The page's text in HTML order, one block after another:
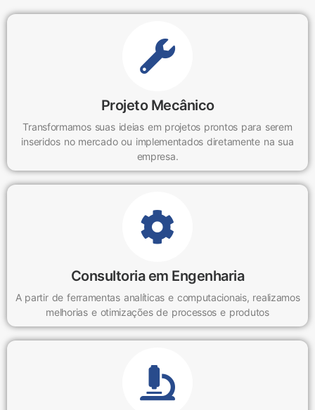
Projeto Mecânico
Transformamos suas ideias em projetos prontos para serem
inseridos no mercado ou implementados diretamente na sua
empresa.
Consultoria em Engenharia
A partir de ferramentas analíticas e computacionais, realizamos
melhorias e otimizações de processos e produtos